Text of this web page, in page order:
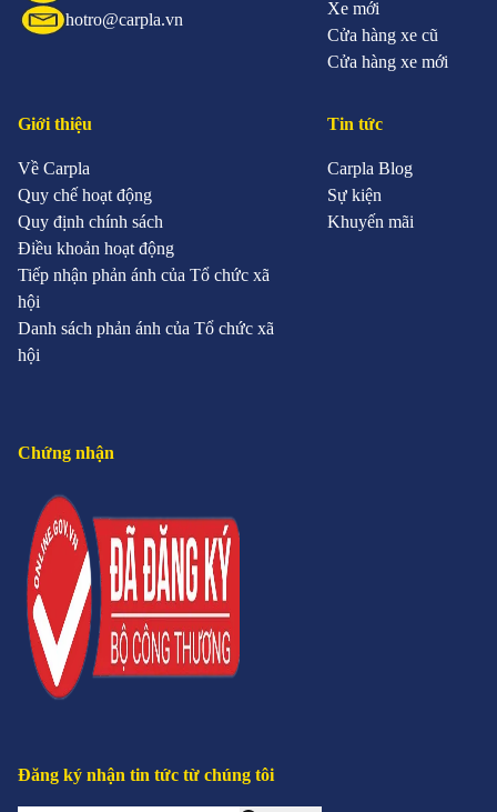
hotro@carpla.vn
Xe mới
Cửa hàng xe cũ
Cửa hàng xe mới
Giới thiệu
Về Carpla
Quy chế hoạt động
Quy định chính sách
Điều khoản hoạt động
Tiếp nhận phản ánh của Tổ chức xã
hội
Danh sách phản ánh của Tổ chức xã
hội
Tin tức
Carpla Blog
Sự kiện
Khuyến mãi
Chứng nhận
Đăng ký nhận tin tức từ chúng tôi